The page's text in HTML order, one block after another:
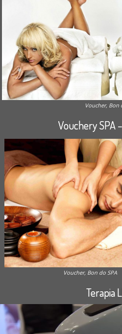
Voucher, Bon
Vouchery SPA
Voucher, Bon do SPA
Terapia